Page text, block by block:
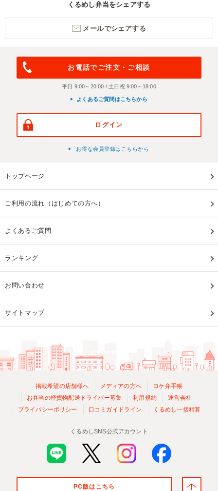
くるめし弁当をシェアする
メールでシェアする
お電話でご注文・ご相談
平日 9:00～20:00 / 土日祝 9:00～18:00
よくあるご質問はこちらから
ログイン
お得な会員登録はこちらから
トップページ
ご利用の流れ（はじめての方へ）
よくあるご質問
ランキング
お問い合わせ
サイトマップ
掲載希望の店舗様へ メディアの方へ
ロケ弁手帳
お弁当の軽貨物配送ドライバー募集
利用規約
運営会社
プライバシーポリシー
口コミガイドライン くるめし一括精算
くるめしSNS公式アカウント
PC版はこちら